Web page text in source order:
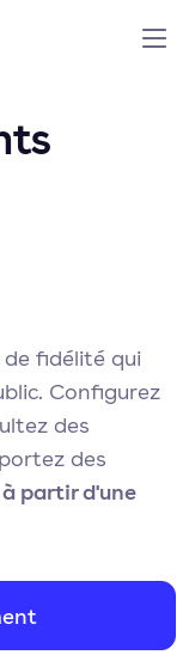
fidélité qui
Configurez
des
des
partir d'une